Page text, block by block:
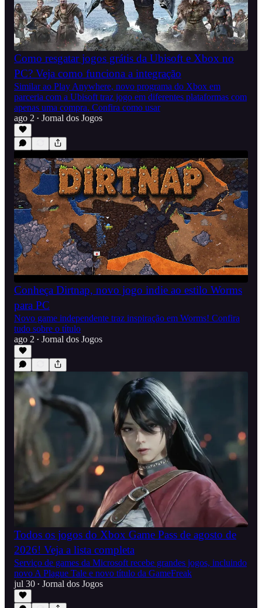
Como resgatar jogos grátis da Ubisoft e Xbox no
PC? Veja como funciona a integração
Similar ao Play Anywhere, novo programa do Xbox em
parceria com a Ubisoft traz jogo em diferentes plataformas com
apenas uma compra. Confira como usar
ago 2 • Jornal dos Jogos
Conheça Dirtnap, novo jogo indie ao estilo Worms
para PC
Novo game independente traz inspiração em Worms! Confira
tudo sobre o título
ago 2 • Jornal dos Jogos
Todos os jogos do Xbox Game Pass de agosto de
2026! Veja a lista completa
Serviço de games da Microsoft recebe grandes jogos, incluindo
novo A Plague Tale e novo título da GameFreak
jul 30 • Jornal dos Jogos